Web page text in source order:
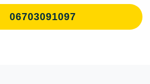
06703091097